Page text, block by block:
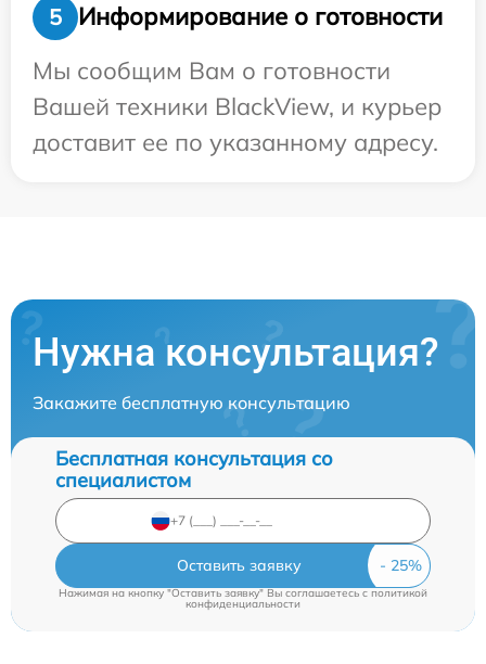
5
Информирование о готовности
Мы сообщим Вам о готовности
Вашей техники BlackView, и курьер
доставит ее по указанному адресу.
Нужна консультация?
Закажите бесплатную консультацию
Бесплатная консультация со
специалистом
Оставить заявку
Нажимая на кнопку "Оставить заявку" Вы соглашаетесь cполитикой
конфиденциальности